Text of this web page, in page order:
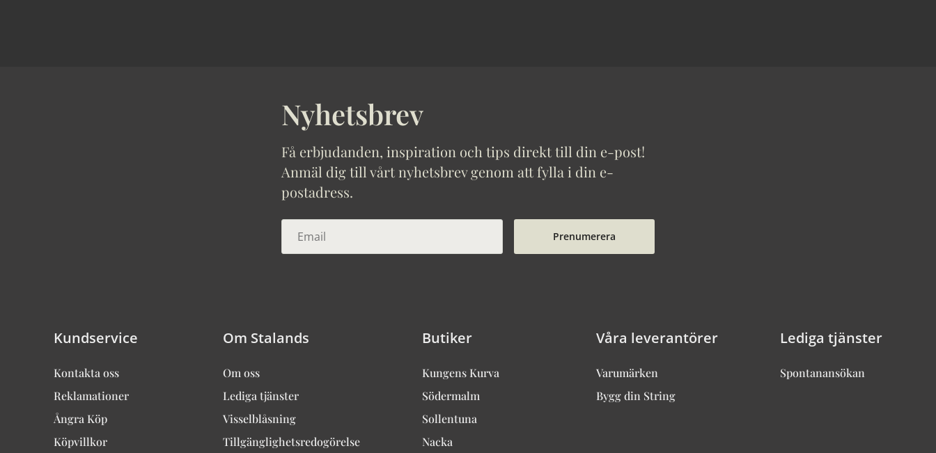
Nyhetsbrev
Få erbjudanden, inspiration och tips direkt till din e-post!
Anmäl dig till vårt nyhetsbrev genom att fylla i din e-
postadress.
Prenumerera
Kundservice
Kontakta oss
Reklamationer
Ångra Köp
Köpvillkor
Om Stalands
Om oss
Lediga tjänster
Visselblåsning
Tillgänglighetsredogörelse
Butiker
Kungens Kurva
Södermalm
Sollentuna
Nacka
Våra leverantörer
Varumärken
Bygg din String
Lediga tjänster
Spontanansökan